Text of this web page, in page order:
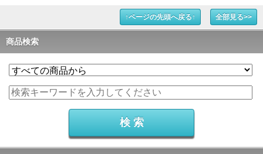
↑ページの先頭へ戻る↑ 全部見る>>
商品検索